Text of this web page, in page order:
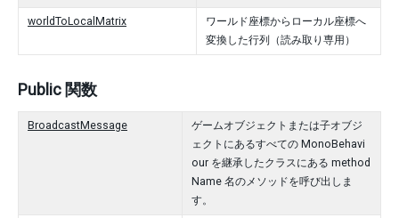
worldToLocalMatrix
ワールド座標からローカル座標へ
変換した行列（読み取り専用）
Public 関数
BroadcastMessage
ゲームオブジェクトまたは子オブジ
ェクトにあるすべての MonoBehavi
our を継承したクラスにある method
Name 名のメソッドを呼び出しま
す。